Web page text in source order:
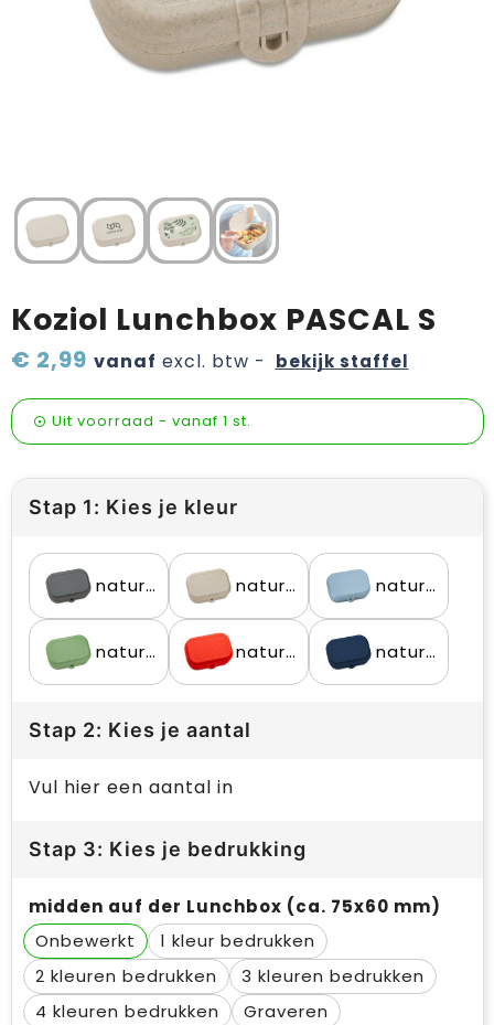
Verzorging & welness
Wijn, bier en proeverij
Zomerpakketten
Koziol Lunchbox PASCAL S
€ 2,99 vanaf excl. btw - bekijk staffel
Uit voorraad - vanaf 1 st.
Stap 1: Kies je kleur
nature ash grey nature desert sand nature flower blue
nature leaf green nature red nature shadow blue
Stap 2: Kies je aantal
Vul hier een aantal in
Stap 3: Kies je bedrukking
midden auf der Lunchbox (ca. 75x60 mm)
Onbewerkt
1
2
3
4
Graveren